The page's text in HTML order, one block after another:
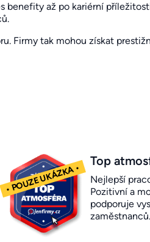
až po kariérní
Firmy tak mohou získat
Top
Nejlepší
Pozitivní a
podporuje
zaměstnanců.